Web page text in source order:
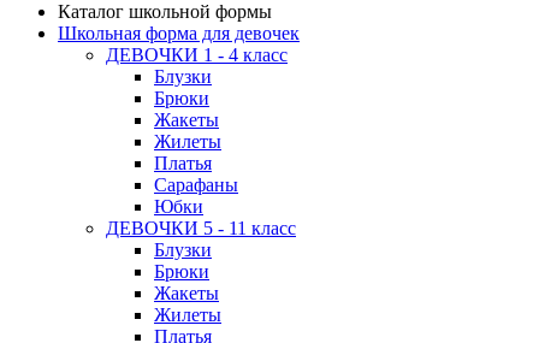
Каталог школьной формы
Школьная форма для девочек
ДЕВОЧКИ 1 - 4 класс
Блузки
Брюки
Жакеты
Жилеты
Платья
Сарафаны
Юбки
ДЕВОЧКИ 5 - 11 класс
Блузки
Брюки
Жакеты
Жилеты
Платья